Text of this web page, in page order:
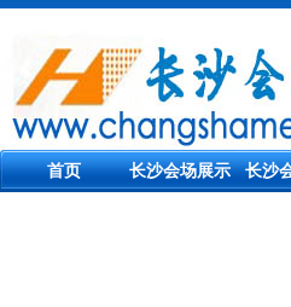
首页 长沙会场展示 长沙